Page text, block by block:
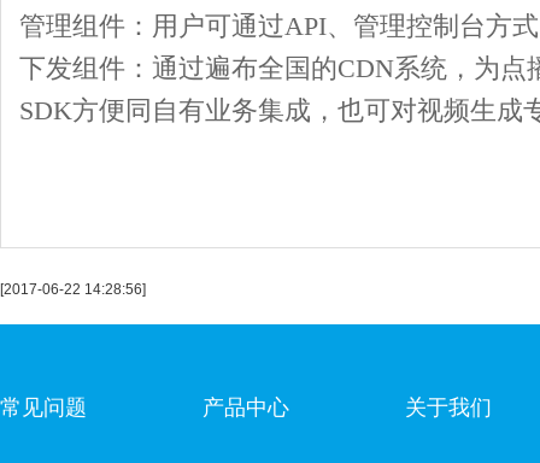
管理组件：用户可通过API、管理控制台方
下发组件：通过遍布全国的CDN系统，为
SDK方便同自有业务集成，也可对视频生
[2017-06-22 14:28:56]
常见问题 产品中心 关于我们